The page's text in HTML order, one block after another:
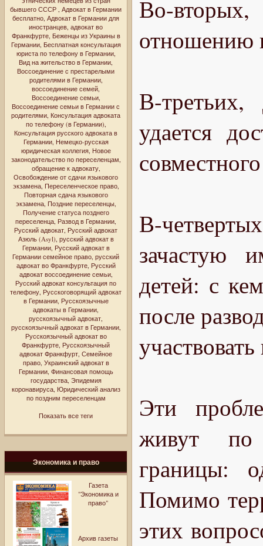
бывшего СССР , Адвокат в Германии
бесплатно, Адвокат в Германии для
иностранцев, адвокат во
Франкфурте, Беженцы из Украины в
Германии, Бесплатная консультация
юриста по телефону в Германии,
Вид на жительство в Германии,
Воссоединение с престарелыми
родителями в Германии,
воссоединение семей,
Воссоединение семьи,
Воссоединение семьи в Германии с
родителями, Консультация адвоката
по телефону (в Германии),
Консультация русского адвоката в
Германии, Немецко-русская
юридическая коллегия, Новое
законодательство по переселенцам,
обращение к адвокату,
Освобождение от сдачи языкового
экзамена, Переселенческое право,
Повторная сдача языкового
экзамена, Поздние переселенцы,
Получение статуса позднего
переселенца, Развод в Германии,
Русский адвокат, Русский адвокат
Азюль (Asyl), русский адвокат в
Германии, Русский адвокат в
Германии семейное право, русский
адвокат во Франкфурте, Русский
адвокат воссоединение семьи,
Русский адвокат консультация по
телефону, Русскоговорящий адвокат
в Германии, Русскоязычные
адвокаты в Германии,
русскоязычный адвокат,
русскоязычный адвокат в Германии,
Русскоязычный адвокат во
Франкфурте, Русскоязычный
адвокат Франкфурт, Семейное
право, Украинский адвокат в
Германии, Финансовая помощь
государства, Эпидемия
коронавируса, Юридический анализ
по поздним переселенцам
Показать все теги
Экономика и право
Газета
"Экономика и
право"
Архив газеты
Во-
отношению
В-
удается
В-
зачастую
детей: с
после
Эти
живут по
границы:
Помимо
этих